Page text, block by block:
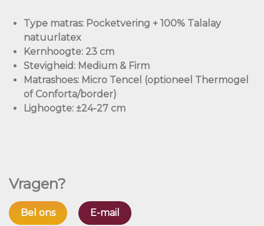
Type matras: Pocketvering + 100% Talalay
natuurlatex
Kernhoogte: 23 cm
Stevigheid: Medium & Firm
Matrashoes: Micro Tencel (optioneel Thermogel
of Conforta/border)
Lighoogte: ±24-27 cm
Vragen?
Bel ons E-mail